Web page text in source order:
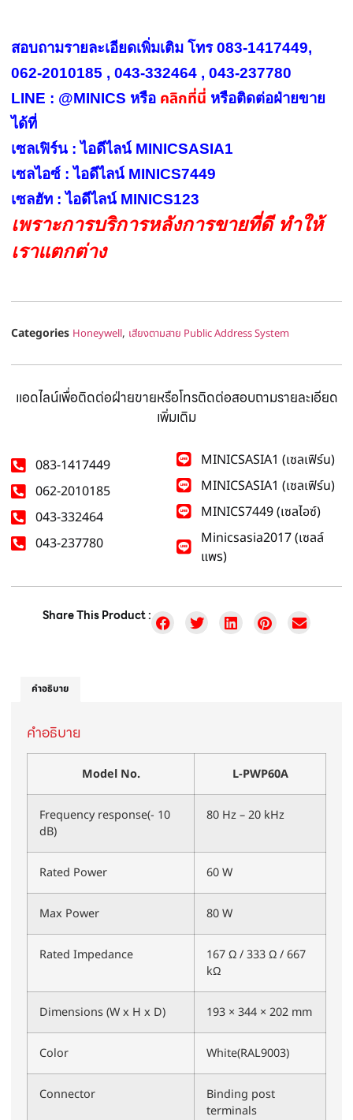
สอบถามรายละเอียดเพิ่มเติม โทร 083-1417449,
062-2010185 , 043-332464 , 043-237780
LINE : @MINICS หรือ คลิกที่นี่ หรือติดต่อฝ่ายขาย
ได้ที่
เซลเฟิร์น : ไอดีไลน์ MINICSASIA1
เซลไอซ์ : ไอดีไลน์ MINICS7449
เซลฮัท : ไอดีไลน์ MINICS123
เพราะการบริการหลังการขายที่ดี ทำให้
เราแตกต่าง
Categories Honeywell, เสียงตามสาย Public Address System
แอดไลน์เพื่อติดต่อฝ่ายขายหรือโทรติดต่อสอบถามรายละเอียด
เพิ่มเติม
083-1417449
062-2010185
043-332464
043-237780
MINICSASIA1 (เซลเฟิร์น)
MINICSASIA1 (เซลเฟิร์น)
MINICS7449 (เซลไอซ์)
Minicsasia2017 (เซลล์
แพร)
Share This Product :
คำอธิบาย
คำอธิบาย
Model No. L-PWP60A
Frequency response(- 10
dB)
80 Hz – 20 kHz
Rated Power 60 W
Max Power 80 W
Rated Impedance
167 Ω / 333 Ω / 667
kΩ
Dimensions (W x H x D) 193 × 344 × 202 mm
Color White(RAL9003)
Connector
Binding post
terminals